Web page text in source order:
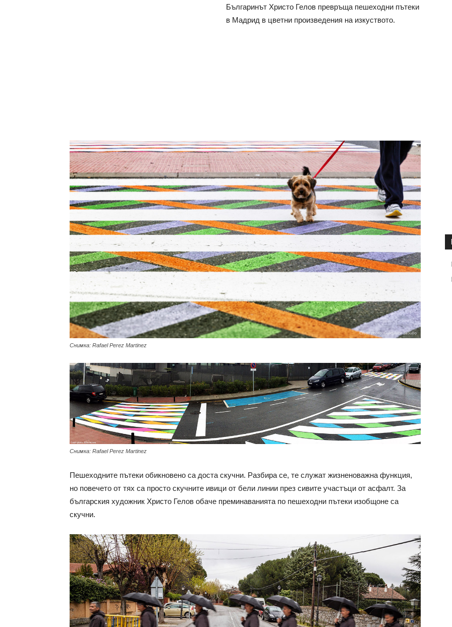
Българинът Христо Гелов превръща пешеходни пътеки
в Мадрид в цветни произведения на изкуството.
Снимка: Rafael Perez Martinez
Снимка: Rafael Perez Martinez
Пешеходните пътеки обикновено са доста скучни. Разбира се, те служат жизненоважна функция,
но повечето от тях са просто скучните ивици от бели линии през сивите участъци от асфалт. За
българския художник Христо Гелов обаче преминаванията по пешеходни пътеки изобщоне са
скучни.